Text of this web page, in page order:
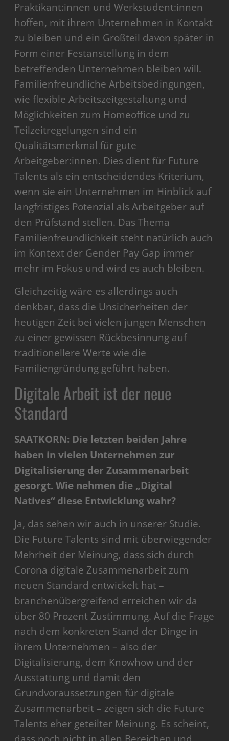
Praktikant:innen und Werkstudent:innen
hoffen, mit ihrem Unternehmen in Kontakt
zu bleiben und ein Großteil davon später in
Form einer Festanstellung in dem
betreffenden Unternehmen bleiben will.
Familienfreundliche Arbeitsbedingungen,
wie flexible Arbeitszeitgestaltung und
Möglichkeiten zum Homeoffice und zu
Teilzeitregelungen sind ein
Qualitätsmerkmal für gute
Arbeitgeber:innen. Dies dient für Future
Talents als ein entscheidendes Kriterium,
wenn sie ein Unternehmen im Hinblick auf
langfristiges Potenzial als Arbeitgeber auf
den Prüfstand stellen. Das Thema
Familienfreundlichkeit steht natürlich auch
im Kontext der Gender Pay Gap immer
mehr im Fokus und wird es auch bleiben.
Gleichzeitig wäre es allerdings auch
denkbar, dass die Unsicherheiten der
heutigen Zeit bei vielen jungen Menschen
zu einer gewissen Rückbesinnung auf
traditionellere Werte wie die
Familiengründung geführt haben.
Digitale Arbeit ist der neue
Standard
SAATKORN: Die letzten beiden Jahre
haben in vielen Unternehmen zur
Digitalisierung der Zusammenarbeit
gesorgt. Wie nehmen die „Digital
Natives“ diese Entwicklung wahr?
Ja, das sehen wir auch in unserer Studie.
Die Future Talents sind mit überwiegender
Mehrheit der Meinung, dass sich durch
Corona digitale Zusammenarbeit zum
neuen Standard entwickelt hat –
branchenübergreifend erreichen wir da
über 80 Prozent Zustimmung. Auf die Frage
nach dem konkreten Stand der Dinge in
ihrem Unternehmen – also der
Digitalisierung, dem Knowhow und der
Ausstattung und damit den
Grundvoraussetzungen für digitale
Zusammenarbeit – zeigen sich die Future
Talents eher geteilter Meinung. Es scheint,